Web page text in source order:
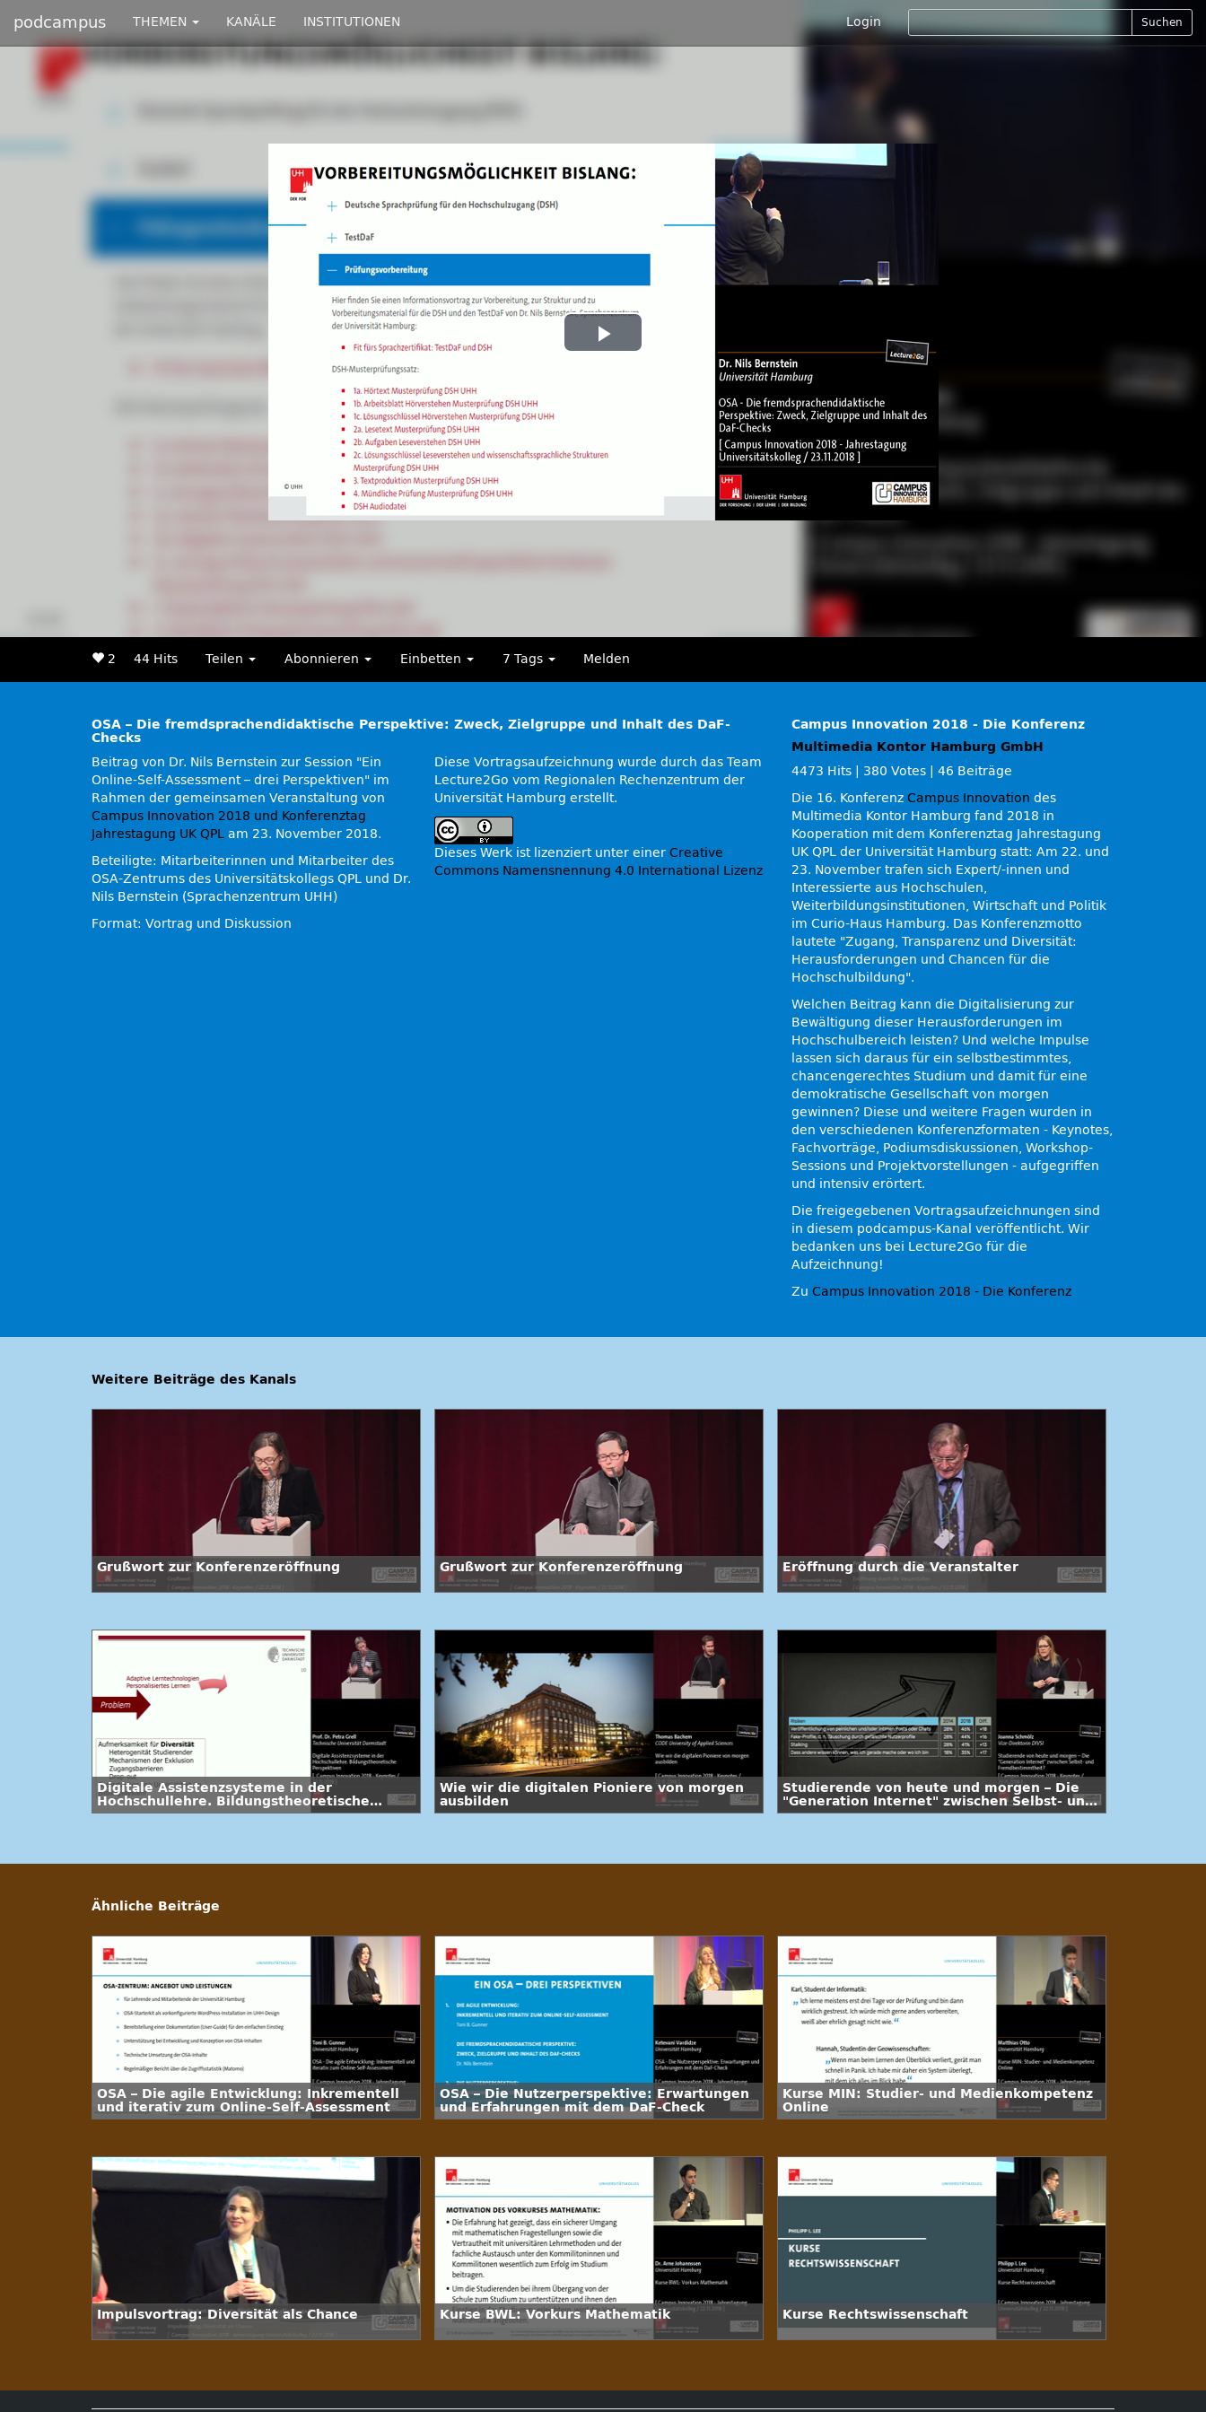
podcampus THEMEN KANÄLE INSTITUTIONEN Login Suchen
Play
2 44 Hits Teilen Abonnieren Einbetten 7 Tags Melden
OSA – Die fremdsprachendidaktische Perspektive: Zweck, Zielgruppe und Inhalt des DaF-
Checks
Beitrag von Dr. Nils Bernstein zur Session
Ein
Online-Self-Assessment – drei Perspektiven
im
Rahmen der gemeinsamen Veranstaltung von
Campus Innovation 2018 und Konferenztag
Jahrestagung UK QPL am 23. November 2018.
Beteiligte: Mitarbeiterinnen und Mitarbeiter des
OSA-Zentrums des Universitätskollegs QPL und Dr.
Nils Bernstein (Sprachenzentrum UHH)
Format: Vortrag und Diskussion
Diese Vortragsaufzeichnung wurde durch das Team
Lecture2Go vom Regionalen Rechenzentrum der
Universität Hamburg erstellt.
Dieses Werk ist lizenziert unter einer Creative
Commons Namensnennung 4.0 International Lizenz
Campus Innovation 2018 - Die Konferenz
Multimedia Kontor Hamburg GmbH
4473 Hits
380 Votes
46 Beiträge
Die 16. Konferenz Campus Innovation des
Multimedia Kontor Hamburg fand 2018 in
Kooperation mit dem Konferenztag Jahrestagung
UK QPL der Universität Hamburg statt: Am 22. und
23. November trafen sich Expert/-innen und
Interessierte aus Hochschulen,
Weiterbildungsinstitutionen, Wirtschaft und Politik
im Curio-Haus Hamburg. Das Konferenzmotto
lautete
Zugang, Transparenz und Diversität:
Herausforderungen und Chancen für die
Hochschulbildung .
Welchen Beitrag kann die Digitalisierung zur
Bewältigung dieser Herausforderungen im
Hochschulbereich leisten? Und welche Impulse
lassen sich daraus für ein selbstbestimmtes,
chancengerechtes Studium und damit für eine
demokratische Gesellschaft von morgen
gewinnen? Diese und weitere Fragen wurden in
den verschiedenen Konferenzformaten - Keynotes,
Fachvorträge, Podiumsdiskussionen, Workshop-
Sessions und Projektvorstellungen - aufgegriffen
und intensiv erörtert.
Die freigegebenen Vortragsaufzeichnungen sind
in diesem podcampus-Kanal veröffentlicht. Wir
bedanken uns bei Lecture2Go für die
Aufzeichnung!
Zu Campus Innovation 2018 - Die Konferenz
Weitere Beiträge des Kanals
Grußwort zur Konferenzeröffnung Grußwort zur Konferenzeröffnung Eröffnung durch die Veranstalter
Digitale Assistenzsysteme in der
Hochschullehre. Bildungstheoretische
Perspektiven
Wie wir die digitalen Pioniere von morgen
ausbilden
Studierende von heute und morgen – Die
"Generation Internet" zwischen Selbst- und
Fremdbestimmtheit?
Ähnliche Beiträge
OSA – Die agile Entwicklung: Inkrementell
und iterativ zum Online-Self-Assessment
OSA – Die Nutzerperspektive: Erwartungen
und Erfahrungen mit dem DaF-Check
Kurse MIN: Studier- und Medienkompetenz
Online
Impulsvortrag: Diversität als Chance Kurse BWL: Vorkurs Mathematik Kurse Rechtswissenschaft